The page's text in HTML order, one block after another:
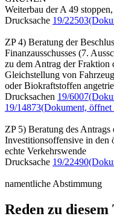
Weiterbau der A 49
Drucksache 19/22503
ZP 4) Beratung der
Finanzausschusses (7.
zu dem Antrag der Fraktion
Gleichstellung von
oder Biokraftstoffen
Drucksachen 19/6007
19/14873(Dokument, öffnet
ZP 5) Beratung des
Investitionsoffensive in den
echte Verkehrswende
Drucksache 19/22490
namentliche Abstimmung
Reden zu